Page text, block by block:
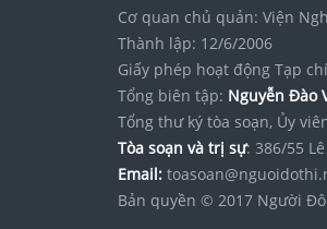
Cơ quan chủ quản: Viện
Thành lập: 12/6/2006
Giấy phép hoạt động Tạp
Tổng biên tập: Nguyễn Đào
Tổng thư ký tòa soạn, Ủy
Tòa soạn và trị sự: 386/55
Email:
Bản quyền © 2017 Người